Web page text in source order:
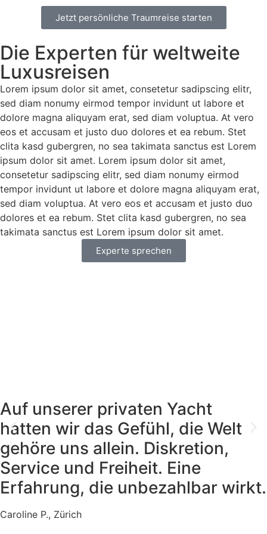
Jetzt persönliche Traumreise starten
Die Experten für weltweite
Luxusreisen
Lorem ipsum dolor sit amet, consetetur sadipscing elitr,
sed diam nonumy eirmod tempor invidunt ut labore et
dolore magna aliquyam erat, sed diam voluptua. At vero
eos et accusam et justo duo dolores et ea rebum. Stet
clita kasd gubergren, no sea takimata sanctus est Lorem
ipsum dolor sit amet. Lorem ipsum dolor sit amet,
consetetur sadipscing elitr, sed diam nonumy eirmod
tempor invidunt ut labore et dolore magna aliquyam erat,
sed diam voluptua. At vero eos et accusam et justo duo
dolores et ea rebum. Stet clita kasd gubergren, no sea
takimata sanctus est Lorem ipsum dolor sit amet.
Experte sprechen
Auf unserer privaten Yacht
hatten wir das Gefühl, die Welt
gehöre uns allein. Diskretion,
Service und Freiheit. Eine
Erfahrung, die unbezahlbar wirkt.
Caroline P., Zürich